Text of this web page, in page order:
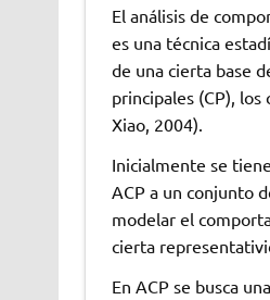
El análisis de
es una técnica
de una cierta base
principales (CP),
Xiao, 2004).
Inicialmente se
ACP a un conjunto
modelar el
cierta
En ACP se busca